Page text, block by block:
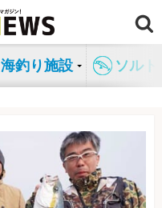
海釣り施設 ソル